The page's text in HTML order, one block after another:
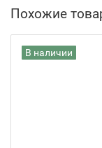
Похожие
В наличии